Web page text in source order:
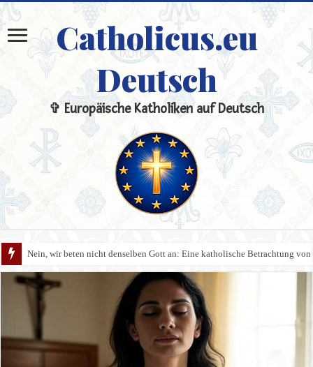
Catholicus.eu
Deutsch
✞ Europäische Katholiken auf Deutsch
Nein, wir beten nicht denselben Gott an: Eine katholische Betrachtung